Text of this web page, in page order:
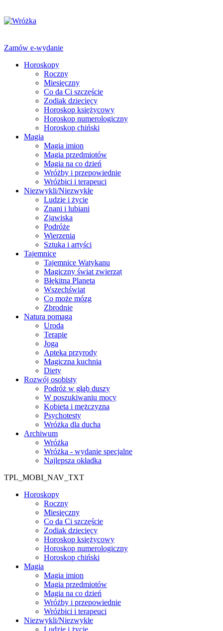
Zamów e-wydanie
Horoskopy
Roczny
Miesięczny
Co da Ci szczęście
Zodiak dziecięcy
Horoskop księżycowy
Horoskop numerologiczny
Horoskop chiński
Magia
Magia imion
Magia przedmiotów
Magia na co dzień
Wróżby i przepowiednie
Wróżbici i terapeuci
Niezwykli/Niezwykłe
Ludzie i życie
Znani i lubiani
Zjawiska
Podróże
Wierzenia
Sztuka i artyści
Tajemnice
Tajemnice Watykanu
Magiczny świat zwierząt
Błękitna Planeta
Wszechświat
Co może mózg
Zbrodnie
Natura pomaga
Uroda
Terapie
Joga
Apteka przyrody
Magiczna kuchnia
Diety
Rozwój osobisty
Podróż w głąb duszy
W poszukiwaniu mocy
Kobieta i mężczyzna
Psychotesty
Wróżka dla ducha
Archiwum
Wróżka
Wróżka - wydanie specjalne
Najlepsza okładka
TPL_MOBI_NAV_TXT
Horoskopy
Roczny
Miesięczny
Co da Ci szczęście
Zodiak dziecięcy
Horoskop księżycowy
Horoskop numerologiczny
Horoskop chiński
Magia
Magia imion
Magia przedmiotów
Magia na co dzień
Wróżby i przepowiednie
Wróżbici i terapeuci
Niezwykli/Niezwykłe
Ludzie i życie